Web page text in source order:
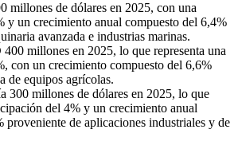
millones de dólares en 2025, con una
y un crecimiento anual compuesto del 6,4%
avanzada e industrias marinas.
millones en 2025, lo que representa una
con un crecimiento compuesto del 6,6%
de equipos agrícolas.
300 millones de dólares en 2025, lo que
del 4% y un crecimiento anual
proveniente de aplicaciones industriales y de